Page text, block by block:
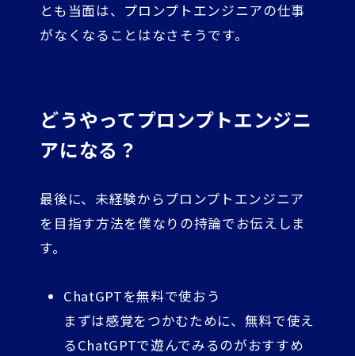
とも当面は、プロンプトエンジニアの仕事
がなくなることはなさそうです。
どうやってプロンプトエンジニ
アになる？
最後に、未経験からプロンプトエンジニア
を目指す方法を僕なりの持論でお伝えしま
す。
ChatGPTを無料で使おう
まずは感覚をつかむために、無料で使え
るChatGPTで遊んでみるのがおすすめ